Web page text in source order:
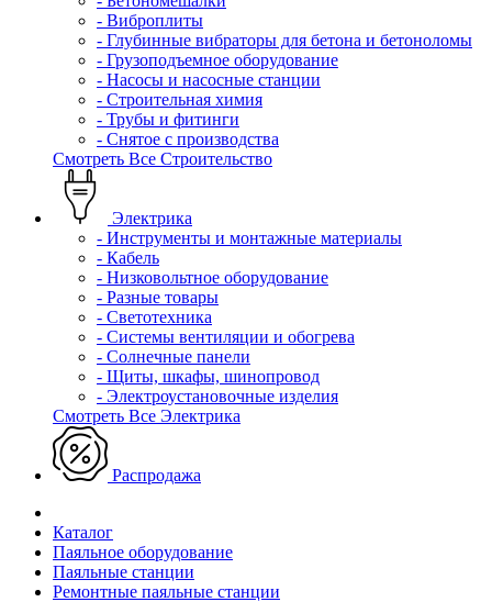
- Виброплиты
- Глубинные вибраторы для бетона и бетоноломы
- Грузоподъемное оборудование
- Насосы и насосные станции
- Строительная химия
- Трубы и фитинги
- Снятое с производства
Смотреть Все Строительство
Электрика
- Инструменты и монтажные материалы
- Кабель
- Низковольтное оборудование
- Разные товары
- Светотехника
- Системы вентиляции и обогрева
- Солнечные панели
- Щиты, шкафы, шинопровод
- Электроустановочные изделия
Смотреть Все Электрика
Распродажа
Каталог
Паяльное оборудование
Паяльные станции
Ремонтные паяльные станции